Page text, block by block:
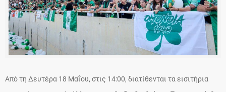
Από τη Δευτέρα 18 Μαΐου, στις 14:00, διατίθενται τα εισιτήρια